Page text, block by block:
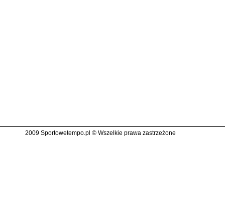
2009 Sportowetempo.pl © Wszelkie prawa zastrzeżone